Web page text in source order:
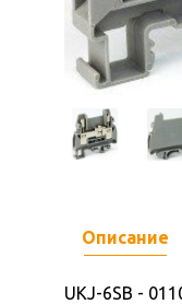
Описание
UKJ-6SB -